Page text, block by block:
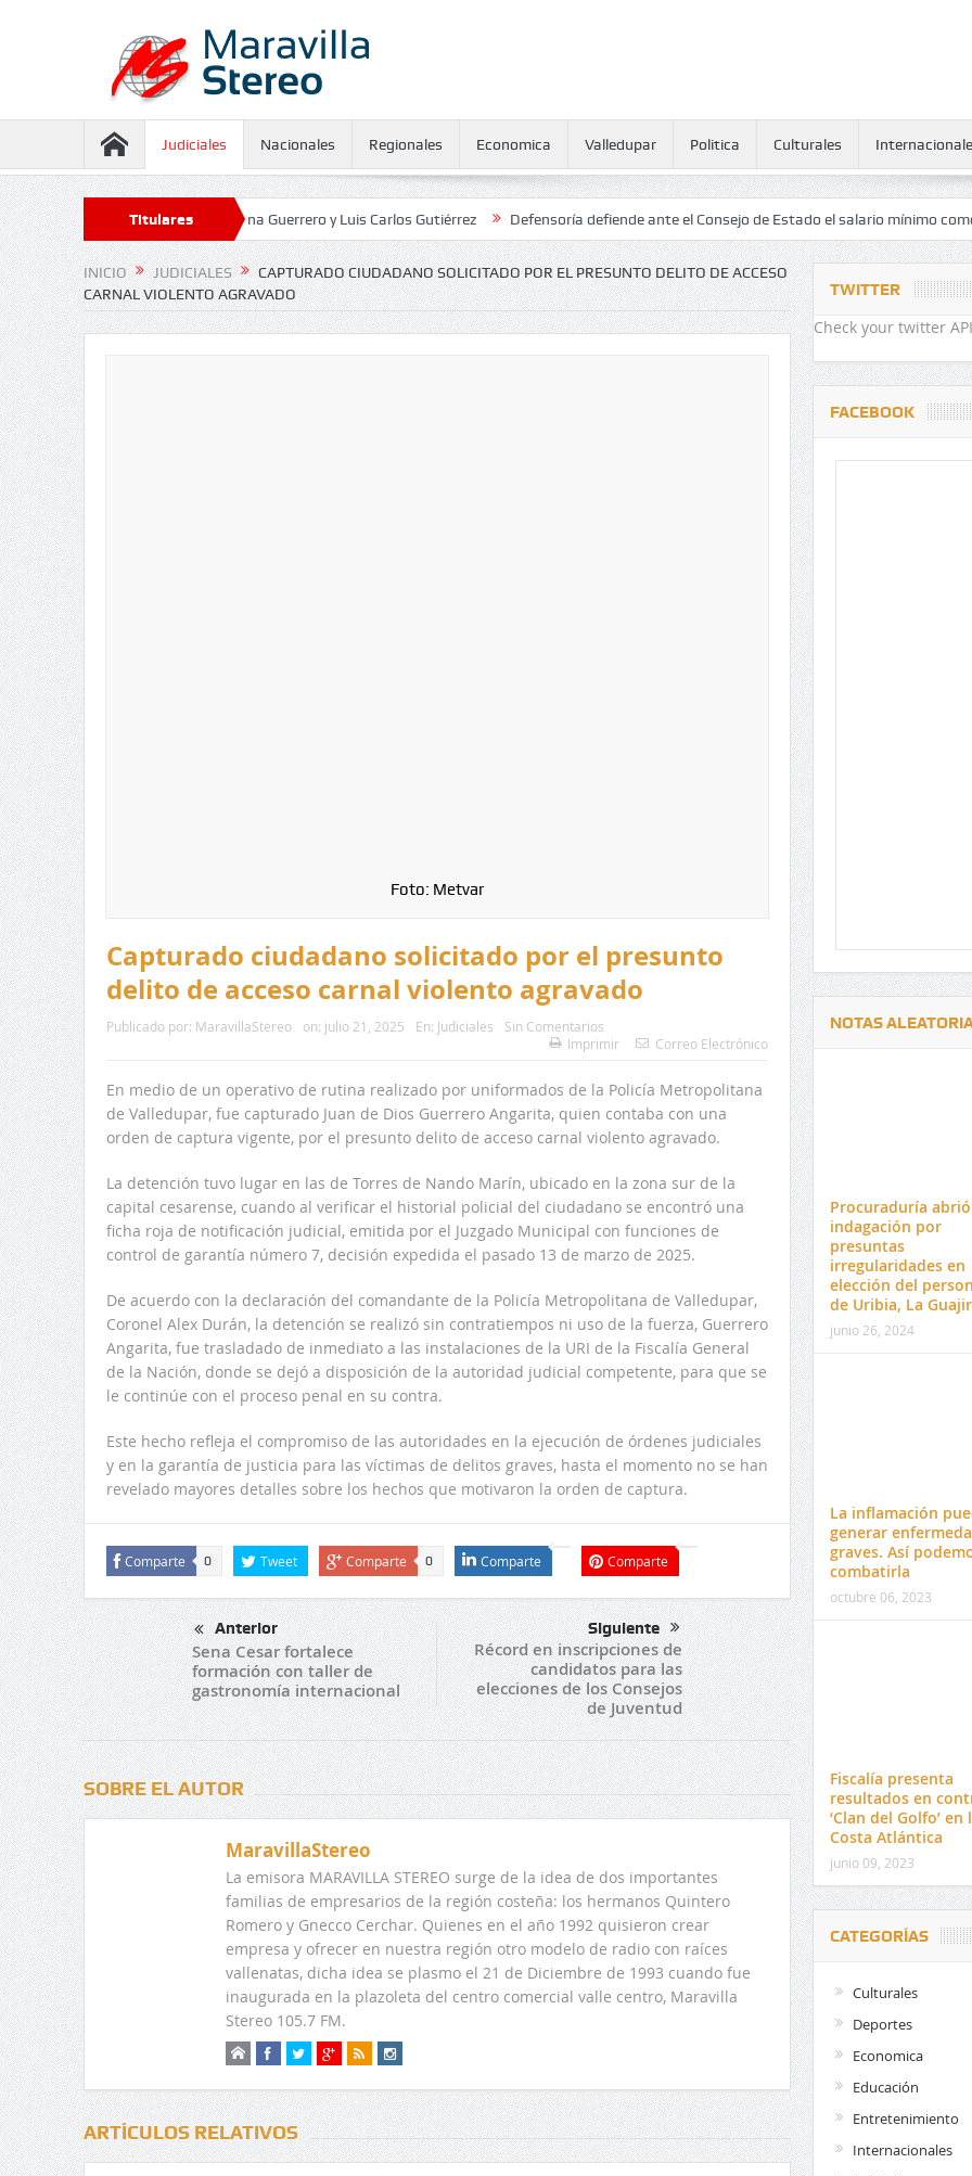
Judiciales Nacionales Regionales Economica Valledupar Politica Culturales
Titulares
contra Juliana Guerrero y Luis Carlos Gutiérrez Defensoría defiende ante el Consejo de Estado el salario mínimo como
INICIO JUDICIALES
CAPTURADO CIUDADANO SOLICITADO POR EL PRESUNTO DELITO DE ACCESO
CARNAL VIOLENTO AGRAVADO
Foto: Metvar
Capturado ciudadano solicitado por el presunto
delito de acceso carnal violento agravado
Publicado por: MaravillaStereo on: julio 21, 2025 En: Judiciales
Sin Comentarios
Imprimir
Correo Electrónico
En medio de un operativo de rutina realizado por uniformados de la Policía Metropolitana
de Valledupar, fue capturado Juan de Dios Guerrero Angarita, quien contaba con una
orden de captura vigente, por el presunto delito de acceso carnal violento agravado.
La detención tuvo lugar en las de Torres de Nando Marín, ubicado en la zona sur de la
capital cesarense, cuando al verificar el historial policial del ciudadano se encontró una
ficha roja de notificación judicial, emitida por el Juzgado Municipal con funciones de
control de garantía número 7, decisión expedida el pasado 13 de marzo de 2025.
De acuerdo con la declaración del comandante de la Policía Metropolitana de Valledupar,
Coronel Alex Durán, la detención se realizó sin contratiempos ni uso de la fuerza, Guerrero
Angarita, fue trasladado de inmediato a las instalaciones de la URI de la Fiscalía General
de la Nación, donde se dejó a disposición de la autoridad judicial competente, para que se
le continúe con el proceso penal en su contra.
Este hecho refleja el compromiso de las autoridades en la ejecución de órdenes judiciales
y en la garantía de justicia para las víctimas de delitos graves, hasta el momento no se han
revelado mayores detalles sobre los hechos que motivaron la orden de captura.
Comparte 0 Tweet Comparte 0 Comparte Comparte
Anterior
Sena Cesar fortalece
formación con taller de
gastronomía internacional
Siguiente
Récord en inscripciones de
candidatos para las
elecciones de los Consejos
de Juventud
SOBRE EL AUTOR
MaravillaStereo
La emisora MARAVILLA STEREO surge de la idea de dos importantes
familias de empresarios de la región costeña: los hermanos Quintero
Romero y Gnecco Cerchar. Quienes en el año 1992 quisieron crear
empresa y ofrecer en nuestra región otro modelo de radio con raíces
vallenatas, dicha idea se plasmo el 21 de Diciembre de 1993 cuando fue
inaugurada en la plazoleta del centro comercial valle centro, Maravilla
Stereo 105.7 FM.
ARTÍCULOS RELATIVOS
TWITTER
Check your twitter
FACEBOOK
NOTAS
Procuraduría abrió
indagación por
presuntas
irregularidades en
elección del
de Uribia, La
junio 26, 2024
La inflamación
generar
graves. Así
combatirla
octubre 06, 2023
Fiscalía presenta
resultados en
‘Clan del Golfo’ en
Costa Atlántica
junio 09, 2023
CATEGORÍAS
Culturales
Deportes
Economica
Educación
Entretenimiento
Internacionales
Delwin Jiménez, nuevo Contralor
Departamental del Cesar
El 17 de enero vence
venta de pines para
preuniversitario de la